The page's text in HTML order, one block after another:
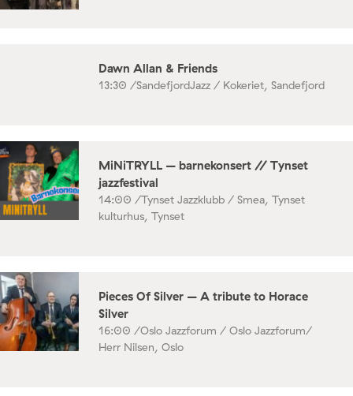
Dawn Allan & Friends
13:30 /SandefjordJazz / Kokeriet, Sandefjord
MiNiTRYLL – barnekonsert // Tynset
jazzfestival
14:00 /Tynset Jazzklubb / Smea, Tynset
kulturhus, Tynset
Pieces Of Silver – A tribute to Horace
Silver
16:00 /Oslo Jazzforum / Oslo Jazzforum/
Herr Nilsen, Oslo